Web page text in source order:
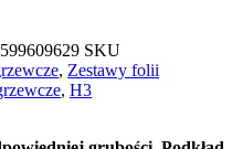
SKU
, Zestawy folii
, H3